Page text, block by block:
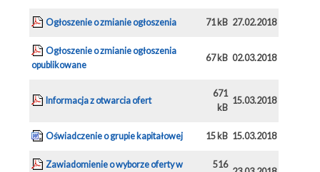
Ogłoszenie o zmianie ogłoszenia 71 kB 27.02.2018
Ogłoszenie o zmianie ogłoszenia
opublikowane
67 kB 02.03.2018
Informacja z otwarcia ofert
671
kB
15.03.2018
Oświadczenie o grupie kapitałowej 15 kB 15.03.2018
Zawiadomienie o wyborze oferty w 516